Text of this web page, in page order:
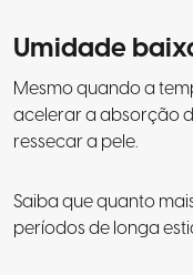
Umidade
Mesmo quando a
acelerar a absorção
ressecar a pele.
Saiba que quanto
períodos de longa